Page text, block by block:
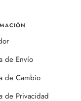
de Envío
de Cambio
de Privacidad